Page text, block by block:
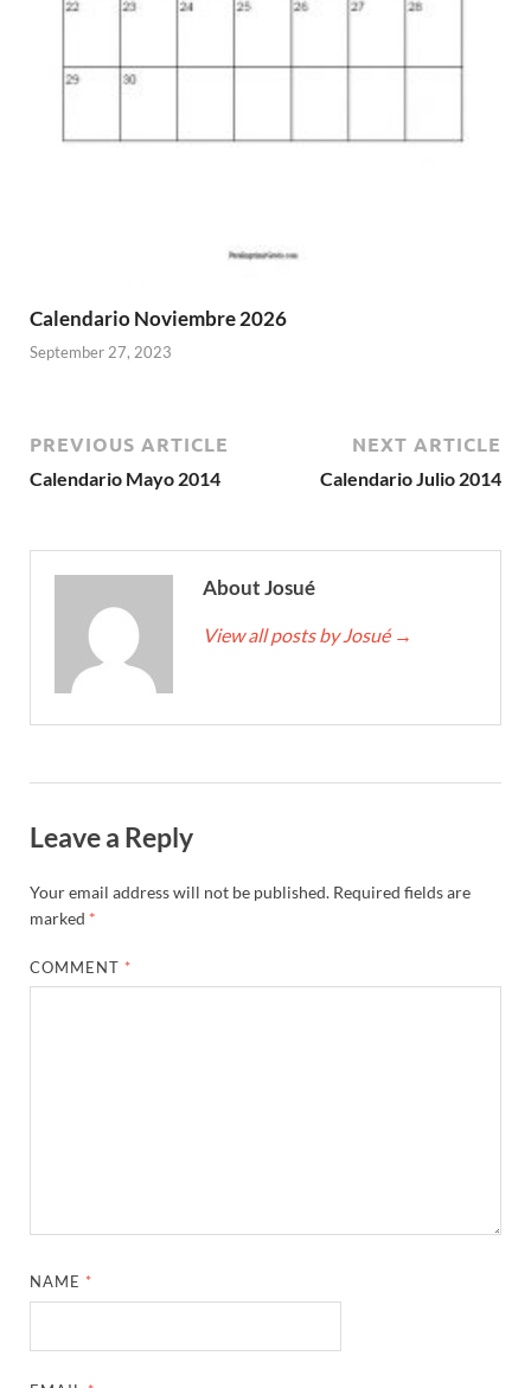
Calendario Noviembre 2026
September 27, 2023
PREVIOUS ARTICLE
Calendario Mayo 2014
NEXT ARTICLE
Calendario Julio 2014
About Josué
View all posts by Josué →
Leave a Reply
Your email address will not be published. Required fields are
marked *
COMMENT *
NAME *